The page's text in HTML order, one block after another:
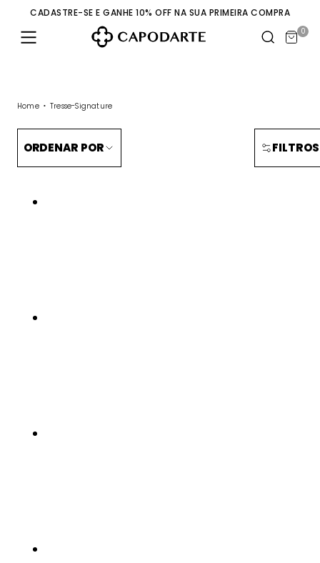
CADASTRE-SE E GANHE 10% OFF NA SUA PRIMEIRA COMPRA
0
Home Tresse-Signature
FILTROS
ORDENAR POR